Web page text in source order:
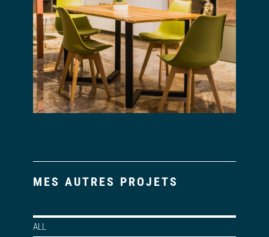
MES AUTRES PROJETS
ALL